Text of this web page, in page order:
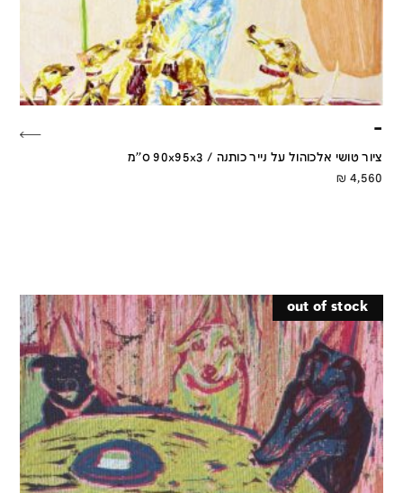
–
ציור טושי אלכוהול על נייר כותנה / 90x95x3 ס''מ
4,560
₪
out of stock